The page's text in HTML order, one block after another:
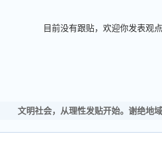
目前没有跟贴，欢迎你发表观点
文明社会，从理性发贴开始。谢绝地